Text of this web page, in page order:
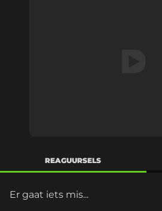
REAGUURSELS
Er gaat iets mis...